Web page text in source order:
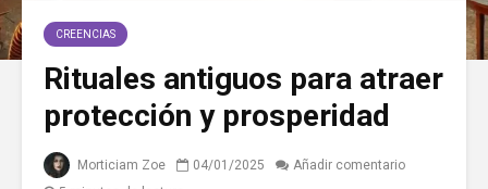
CREENCIAS
Rituales antiguos para atraer
protección y prosperidad
Morticiam Zoe 04/01/2025
Añadir comentario